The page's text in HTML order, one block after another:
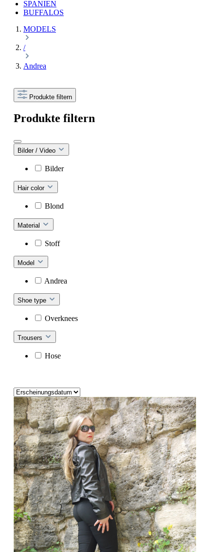
SPANIEN
BUFFALOS
MODELS
/
Andrea
Produkte filtern
Produkte filtern
Bilder / Video
Bilder
Hair color
Blond
Material
Stoff
Model
Andrea
Shoe type
Overknees
Trousers
Hose